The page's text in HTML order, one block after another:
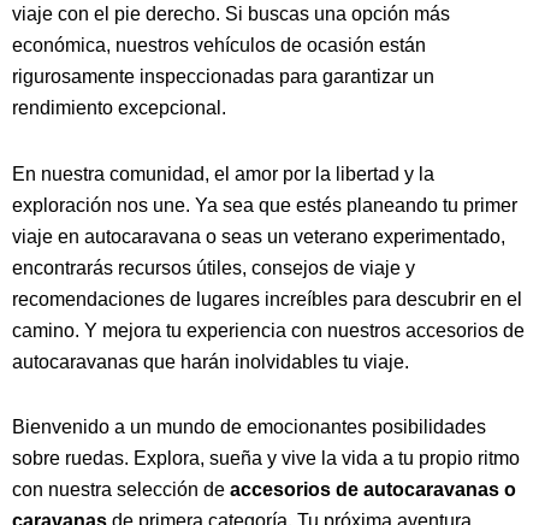
viaje con el pie derecho. Si buscas una opción más
económica, nuestros vehículos de ocasión están
rigurosamente inspeccionadas para garantizar un
rendimiento excepcional.
En nuestra comunidad, el amor por la libertad y la
exploración nos une. Ya sea que estés planeando tu primer
viaje en autocaravana o seas un veterano experimentado,
encontrarás recursos útiles, consejos de viaje y
recomendaciones de lugares increíbles para descubrir en el
camino. Y mejora tu experiencia con nuestros accesorios de
autocaravanas que harán inolvidables tu viaje.
Bienvenido a un mundo de emocionantes posibilidades
sobre ruedas. Explora, sueña y vive la vida a tu propio ritmo
con nuestra selección de accesorios de autocaravanas o
caravanas de primera categoría. Tu próxima aventura